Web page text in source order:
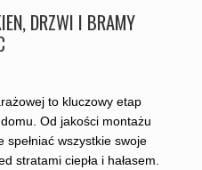
DRZWI I BRAMY
to kluczowy etap
Od jakości montażu
spełniać wszystkie swoje
stratami ciepła i hałasem.